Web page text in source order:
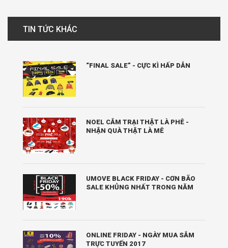
TIN TỨC KHÁC
“FINAL SALE” - CỰC KÌ HẤP DẪN
NOEL CẮM TRẠI THẬT LÀ PHÊ -
NHẬN QUÀ THẬT LÀ MÊ
UMOVE BLACK FRIDAY - CƠN BÃO
SALE KHỦNG NHẤT TRONG NĂM
ONLINE FRIDAY - NGÀY MUA SẮM
TRỰC TUYẾN 2017